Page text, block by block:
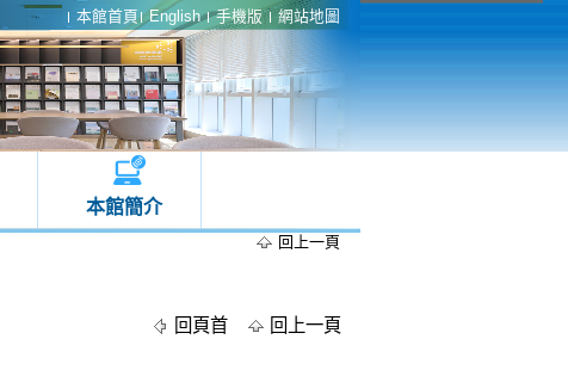
本館首頁 English 手機版 網站地圖
本館簡介
回上一頁
回頁首 回上一頁